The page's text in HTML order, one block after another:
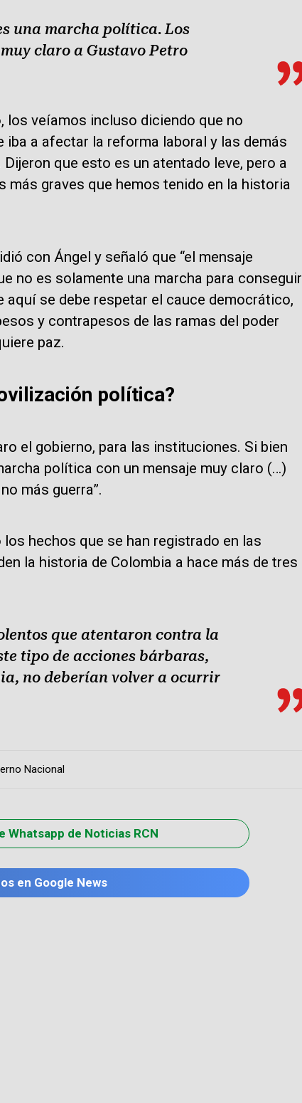
una marcha política. Los
claro a Gustavo Petro
los veíamos incluso diciendo que no
a afectar la reforma laboral y las demás
que esto es un atentado leve, pero a
graves que hemos tenido en la historia
con Ángel y señaló que “el mensaje
no es solamente una marcha para conseguir
se debe respetar el cauce democrático,
y contrapesos de las ramas del poder
paz.
política?
el gobierno, para las instituciones. Si bien
política con un mensaje muy claro (…)
más guerra”.
hechos que se han registrado en las
la historia de Colombia a hace más de tres
que atentaron contra la
tipo de acciones bárbaras,
no deberían volver a ocurrir
Nacional
Whatsapp de Noticias RCN
en Google News